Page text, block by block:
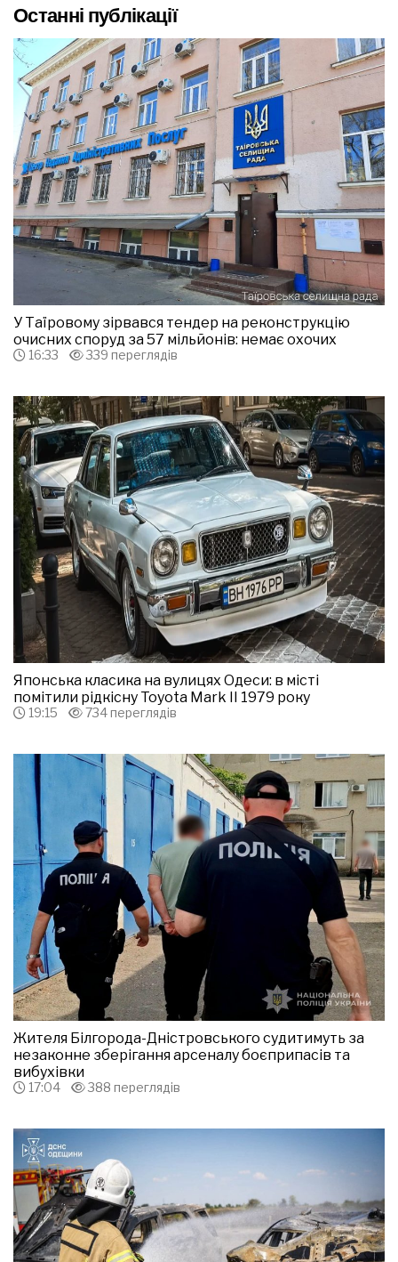
Останні публікації
У Таїровому зірвався тендер на реконструкцію
очисних споруд за 57 мільйонів: немає охочих
16:33 339 переглядів
Японська класика на вулицях Одеси: в місті
помітили рідкісну Toyota Mark II 1979 року
19:15 734 переглядів
Жителя Білгорода-Дністровського судитимуть за
незаконне зберігання арсеналу боєприпасів та
вибухівки
17:04 388 переглядів